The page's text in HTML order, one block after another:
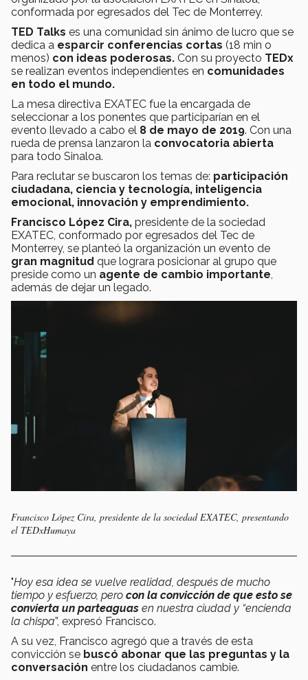
conformada por egresados del Tec de Monterrey.
TED Talks es una comunidad sin ánimo de lucro que se
dedica a esparcir conferencias cortas (18 min o
menos) con ideas poderosas. Con su proyecto TEDx
se realizan eventos independientes en comunidades
en todo el mundo.
La mesa directiva EXATEC fue la encargada de
seleccionar a los ponentes que participarían en el
evento llevado a cabo el 8 de mayo de 2019. Con una
rueda de prensa lanzaron la convocatoria abierta
para todo Sinaloa.
Para reclutar se buscaron los temas de: participación
ciudadana, ciencia y tecnología, inteligencia
emocional, innovación y emprendimiento.
Francisco López Cira, presidente de la sociedad
EXATEC, conformado por egresados del Tec de
Monterrey, se planteó la organización un evento de
gran magnitud que lograra posicionar al grupo que
preside como un agente de cambio importante
además de dejar un legado.
Francisco López Cira, presidente de la sociedad EXATEC, presentando
el TEDxHumaya
"Hoy esa idea se vuelve realidad, después de mucho
tiempo y esfuerzo, pero con la convicción de que esto se
convierta un parteaguas en nuestra ciudad y “encienda
la chispa”, expresó Francisco.
A su vez, Francisco agregó que a través de esta
convicción se buscó abonar que las preguntas y la
conversación entre los ciudadanos cambie.